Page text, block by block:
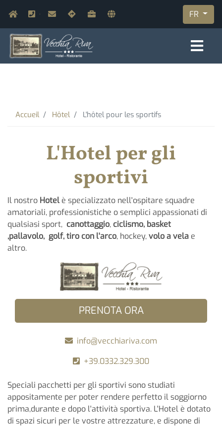
au
contenu
principal
Navigazione secondaria
Home+39.0332.329.300
info@vecchiariva.com
Contact & Plan
Travaillez avec nous
Varese et ses alentours
FR
Breadcrumb
Accueil Hôtel L'hôtel pour les sportifs
L'Hotel per gli
sportivi
Il nostro Hotelè specializzato nell'ospitare squadre
amatoriali, professionistiche o semplici appassionati di
qualsiasi sport, canottaggio, ciclismo, basket
,pallavolo, golf,tiro con l'arco, hockey,volo a vela e
altro.
PRENOTA ORA
info@vecchiariva.com
+39.0332.329.300
Speciali pacchetti per gli sportivi sono studiati
appositamente per poter rendere perfetto il soggiorno
prima,durante e dopo l'attività sportiva. L'Hotel è dotato
di spazi sicuri per le vostre attrezzature, e dispone di